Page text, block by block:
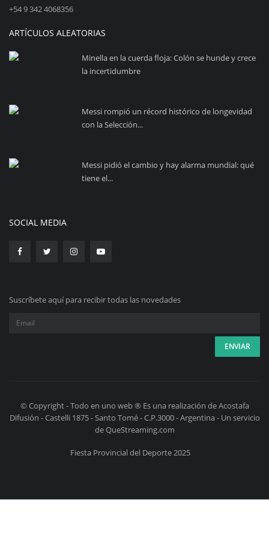
+54 9 342 4068356
ARTÍCULOS ALEATORIAS
Minella en la cuerda floja: Colón se hunde y crece
la incertidumbre
Messi rompió un récord histórico de longevidad
con la Selección...
Messi pidió el cambio y hay alarma mundial: qué
tiene el...
SOCIAL MEDIA
Suscríbete aquí para recibir todas las novedades
© Copyright - Todo en uno web ® Es una realización de Acostafa
Difusión - Castelli 1875 - Santo Tomé - C.P.3000 - Argentina - Un servicio
de QueStreaming.com
Fiesta Provincial del Deporte 2025